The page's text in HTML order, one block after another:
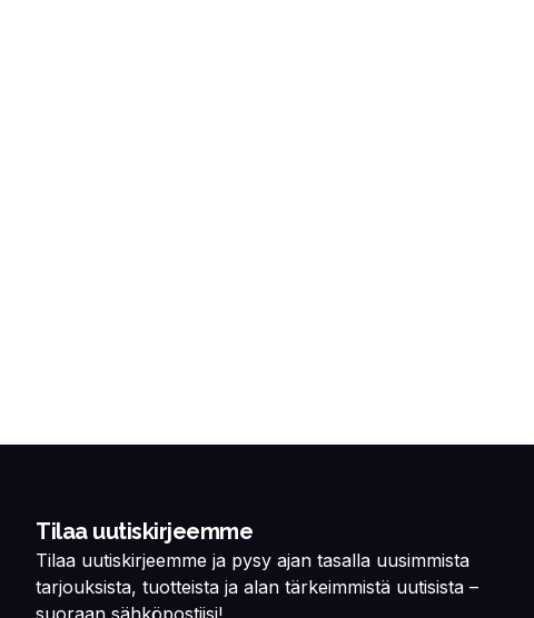
Tilaa uutiskirjeemme
Tilaa uutiskirjeemme ja pysy ajan tasalla uusimmista
tarjouksista, tuotteista ja alan tärkeimmistä uutisista –